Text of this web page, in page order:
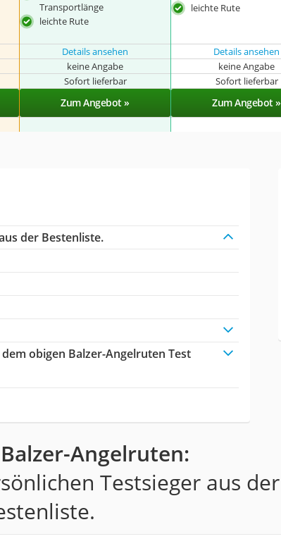
Transportlänge
leichte Rute
leichte Rute
Details ansehen Details ansehen
keine Angabe keine Angabe
Sofort lieferbar Sofort lieferbar
Zum Angebot » Zum Angebot »
der Bestenliste.
obigen Balzer-Angelruten Test
Angelruten:
Testsieger aus der